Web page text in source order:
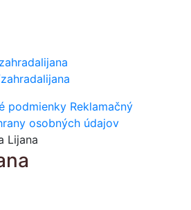
podmienky Reklamačný
osobných údajov
Lijana